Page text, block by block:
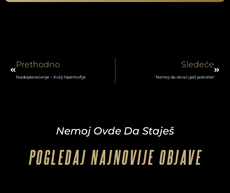
Prethodno
Nadopterećenje – Kralj hipertrofije
Sledeće
Nemoj da skraćuješ pokrete!
Nemoj Ovde Da Staješ
POGLEDAJ NAJNOVIJE OBJAVE